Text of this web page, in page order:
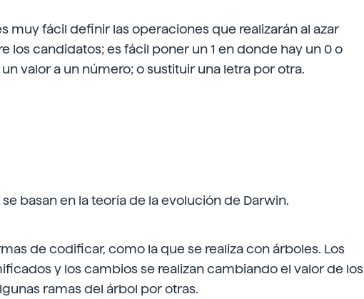
muy fácil definir las operaciones que realizarán al azar
los candidatos; es fácil poner un 1 en donde hay un 0 o
valor a un número; o sustituir una letra por otra.
basan en la teoría de la evolución de Darwin.
de codificar, como la que se realiza con árboles. Los
y los cambios se realizan cambiando el valor de los
ramas del árbol por otras.